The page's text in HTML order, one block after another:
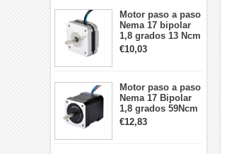
Motor paso a paso
Nema 17 bipolar
1,8 grados 13 Ncm
1A 3,5 V
42x42x20mm 4
€10,03
Motor paso a paso
Nema 17 Bipolar
1,8 grados 59Ncm
2A 42x48mm 4
cables compatible
€12,83